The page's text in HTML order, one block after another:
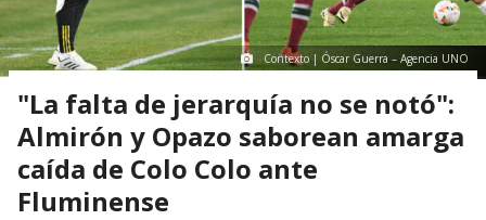
Contexto | Óscar Guerra – Agencia UNO
"La falta de jerarquía no se notó":
Almirón y Opazo saborean amarga
caída de Colo Colo ante
Fluminense